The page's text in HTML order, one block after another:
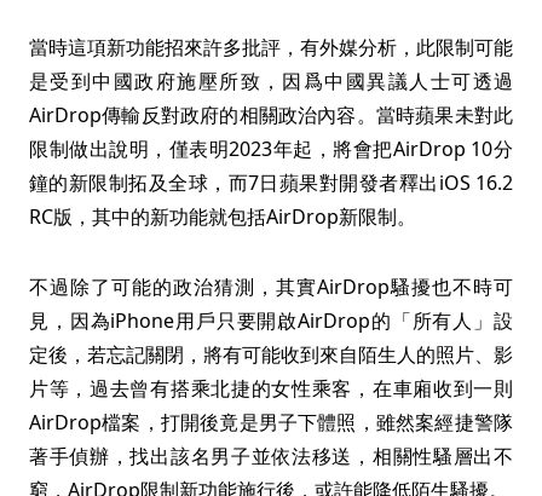
當時這項新功能招來許多批評，有外媒分析，此限制可能
是受到中國政府施壓所致，因爲中國異議人士可透過
AirDrop傳輸反對政府的相關政治內容。當時蘋果未對此
限制做出說明，僅表明2023年起，將會把AirDrop 10分
鐘的新限制拓及全球，而7日蘋果對開發者釋出iOS 16.2
RC版，其中的新功能就包括AirDrop新限制。
不過除了可能的政治猜測，其實AirDrop騷擾也不時可
見，因為iPhone用戶只要開啟AirDrop的「所有人」設
定後，若忘記關閉，將有可能收到來自陌生人的照片、影
片等，過去曾有搭乘北捷的女性乘客，在車廂收到一則
AirDrop檔案，打開後竟是男子下體照，雖然案經捷警隊
著手偵辦，找出該名男子並依法移送，相關性騷層出不
窮，AirDrop限制新功能施行後，或許能降低陌生騷擾。